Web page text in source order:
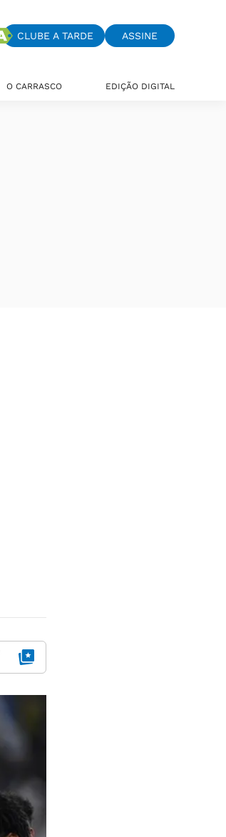
CLUBE A TARDE ASSINE
O CARRASCO EDIÇÃO DIGITAL